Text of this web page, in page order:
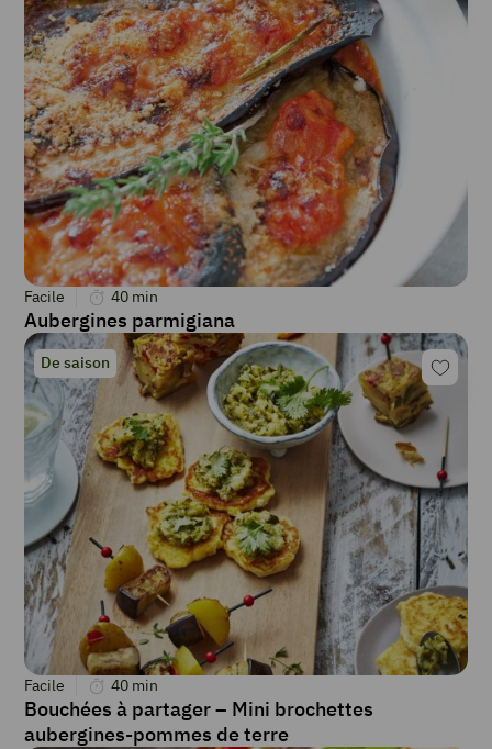
Facile 40 min
Aubergines parmigiana
De saison
Facile 40 min
Bouchées à partager – Mini brochettes
aubergines-pommes de terre